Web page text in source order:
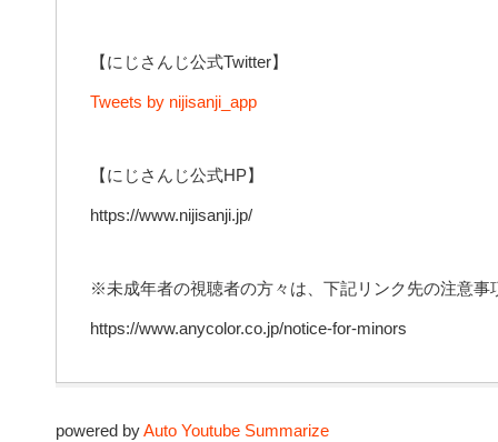
【にじさんじ公式Twitter】
Tweets by nijisanji_app
【にじさんじ公式HP】
https://www.nijisanji.jp/
※未成年者の視聴者の方々は、下記リンク先の注意事
https://www.anycolor.co.jp/notice-for-minors
powered byAuto Youtube Summarize